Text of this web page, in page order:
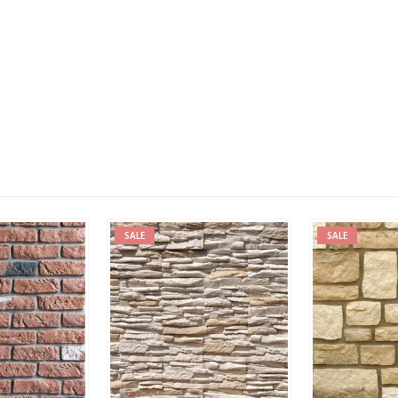
SALE SALE